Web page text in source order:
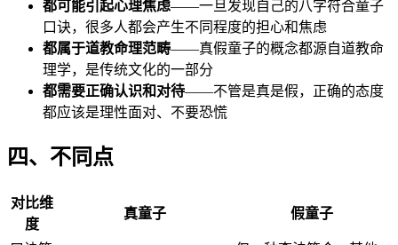
都可能引起心理焦虑——一旦发现自己的八字符合童子
口诀，很多人都会产生不同程度的担心和焦虑
都属于道教命理范畴——真假童子的概念都源自道教命
理学，是传统文化的一部分
都需要正确认识和对待——不管是真是假，正确的态度
都应该是理性面对、不要恐慌
四、不同点
对比维
度
真童子 假童子